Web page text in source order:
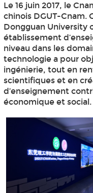
Le 16 juin 2017, le
chinois DGUT-Cnam.
Dongguan University
établissement
niveau dans les
technologie a pour
ingénierie, tout en
scientifiques et en
d’enseignement
économique et social.